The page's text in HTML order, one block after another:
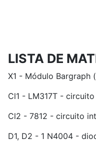
LISTA DE
X1 - Módulo Bargraph
Cl1 - LM317T -
Cl2 - 7812 - circuito
D1, D2 - 1 N4004 -